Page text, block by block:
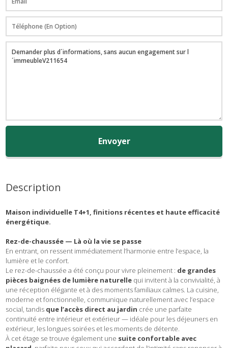
Envoyer
Description
Maison individuelle T4+1, finitions récentes et haute efficacité
énergétique.
Rez-de-chaussée — Là où la vie se passe
En entrant, on ressent immédiatement l’harmonie entre l’espace, la
lumière et le confort.
Le rez-de-chaussée a été conçu pour vivre pleinement : de grandes
pièces baignées de lumière naturelle qui invitent à la convivialité, à
une réception élégante et à des moments familiaux calmes. La cuisine,
moderne et fonctionnelle, communique naturellement avec l’espace
social, tandis que l’accès direct au jardin crée une parfaite
continuité entre intérieur et extérieur — idéale pour les déjeuners en
extérieur, les longues soirées et les moments de détente.
À cet étage se trouve également une suite confortable avec